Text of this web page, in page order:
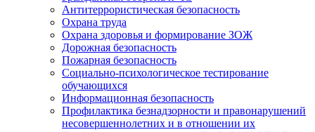
Антитеррористическая безопасность
Охрана труда
Охрана здоровья и формирование ЗОЖ
Дорожная безопасность
Пожарная безопасность
Социально-психологическое тестирование
обучающихся
Информационная безопасность
Профилактика безнадзорности и правонарушений
несовершеннолетних и в отношении их